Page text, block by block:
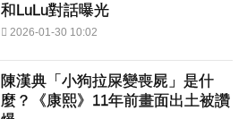
和LuLu對話曝光
2026-01-30 10:02
陳漢典「小狗拉屎變喪屍」是什
麼？《康熙》11年前畫面出土被讚